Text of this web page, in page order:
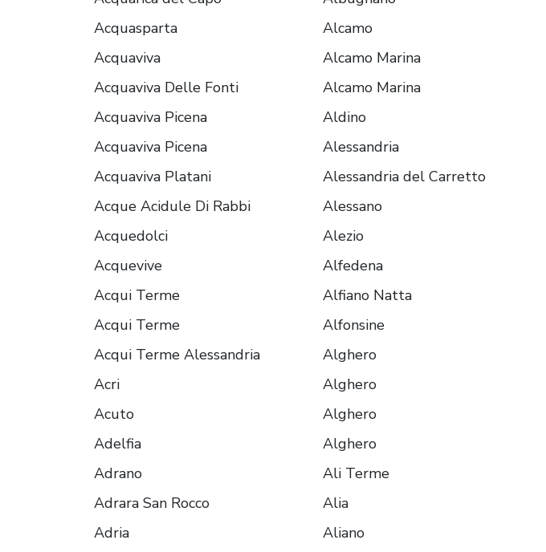
Acquasparta
Acquaviva
Acquaviva Delle Fonti
Acquaviva Picena
Acquaviva Picena
Acquaviva Platani
Acque Acidule Di Rabbi
Acquedolci
Acquevive
Acqui Terme
Acqui Terme
Acqui Terme Alessandria
Acri
Acuto
Adelfia
Adrano
Adrara San Rocco
Adria
Alcamo
Alcamo Marina
Alcamo Marina
Aldino
Alessandria
Alessandria del Carretto
Alessano
Alezio
Alfedena
Alfiano Natta
Alfonsine
Alghero
Alghero
Alghero
Alghero
Ali Terme
Alia
Aliano